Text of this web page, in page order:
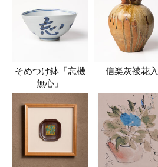
そめつけ鉢「忘機
無心」
信楽灰被花入